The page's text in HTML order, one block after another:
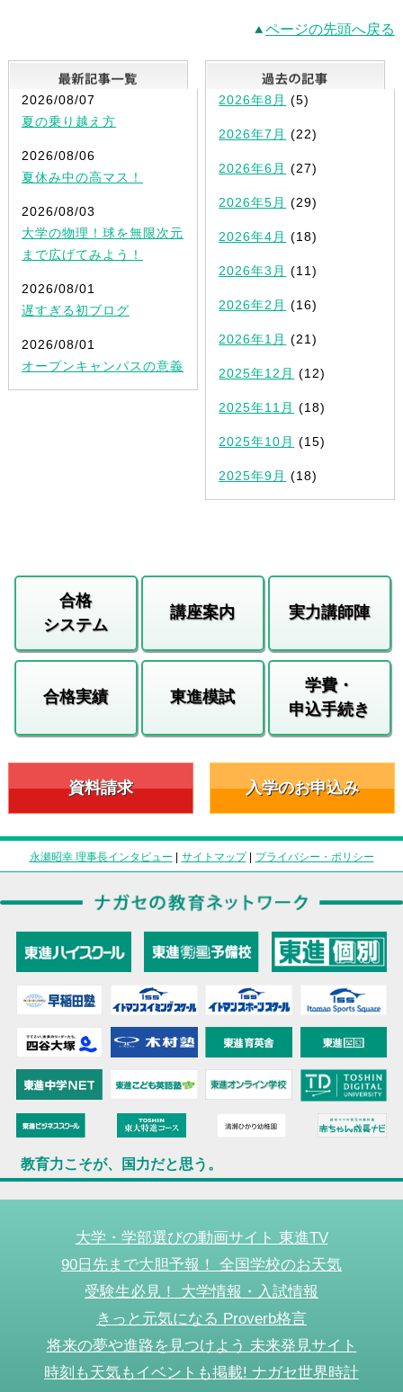
ページの先頭へ戻る
最新記事一覧
2026/08/07
夏の乗り越え方
2026/08/06
夏休み中の高マス！
2026/08/03
大学の物理！球を無限次元
まで広げてみよう！
2026/08/01
遅すぎる初ブログ
2026/08/01
オープンキャンパスの意義
2026年8月 (5)
2026年7月 (22)
2026年6月 (27)
2026年5月 (29)
2026年4月 (18)
2026年3月 (11)
2026年2月 (16)
2026年1月 (21)
2025年12月 (12)
2025年11月 (18)
2025年10月 (15)
2025年9月 (18)
合格
システム
講座案内 実力講師陣
合格実績 東進模試
学費・
申込手続き
資料請求 入学のお申込み
永瀬昭幸 理事長インタビュー | サイトマップ| プライバシー・ポリシー
教育力こそが、国力だと思う。
大学・学部選びの動画サイト 東進TV
90日先まで大胆予報！ 全国学校のお天気
受験生必見！ 大学情報・入試情報
きっと元気になる Proverb格言
将来の夢や進路を見つけよう 未来発見サイト
時刻も天気もイベントも掲載! ナガセ世界時計